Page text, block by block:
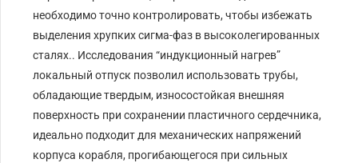
необходимо точно контролировать, чтобы избежать
выделения хрупких сигма-фаз в высоколегированных
сталях.. Исследования “индукционный нагрев”
локальный отпуск позволил использовать трубы,
обладающие твердым, износостойкая внешняя
поверхность при сохранении пластичного сердечника,
идеально подходит для механических напряжений
корпуса корабля, прогибающегося при сильных